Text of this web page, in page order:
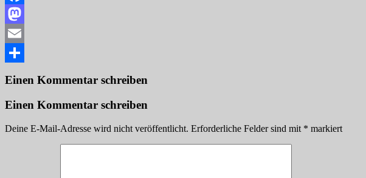
Facebook
Mastodon
Email
Einen Kommentar schreiben
Einen Kommentar schreiben
Deine E-Mail-Adresse wird nicht veröffentlicht. Erforderliche Felder sind mit * markiert